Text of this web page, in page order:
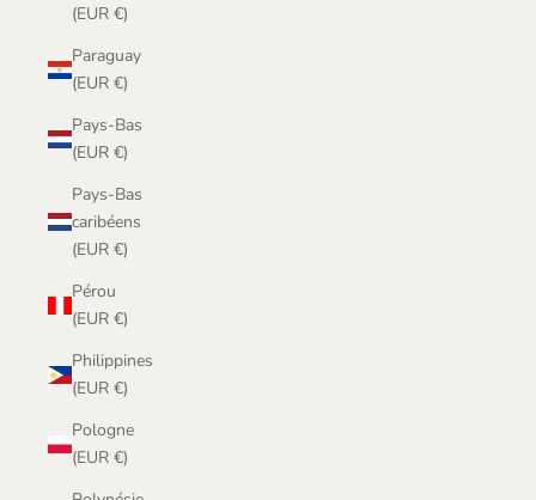
(EUR €)
Paraguay
(EUR €)
Pays-Bas
(EUR €)
Pays-Bas
caribéens
(EUR €)
Pérou
(EUR €)
Philippines
(EUR €)
Pologne
(EUR €)